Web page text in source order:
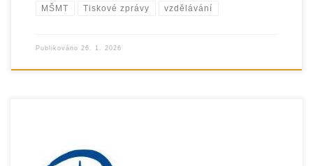
MŠMT Tiskové zprávy vzdělávání
Publikováno 26. 1. 2026